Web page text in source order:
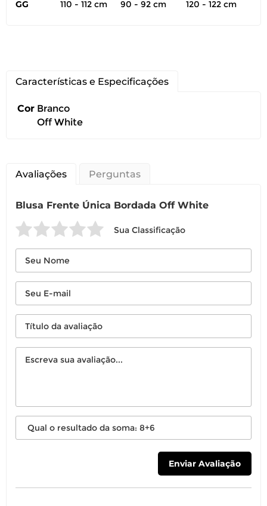
Você pode devolver este
Você possui até 07 dias corridos, após o
GG 110 - 112 cm 90 - 92 cm 120 - 122 cm
Características e Especificações
Cor Branco
Off White
Avaliações Perguntas
Blusa Frente Única Bordada Off White
Sua Classificação